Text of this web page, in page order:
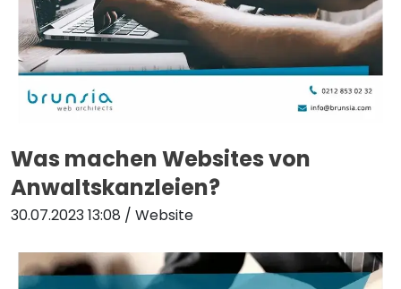
Was machen Websites von
Anwaltskanzleien?
30.07.2023 13:08 / Website